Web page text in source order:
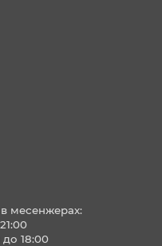
в месенжерах:
до 18:00